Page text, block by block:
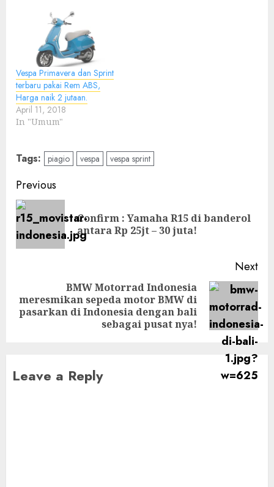
Vespa Primavera dan Sprint
terbaru pakai Rem ABS,
Harga naik 2 jutaan.
April 11, 2018
In "Umum"
Tags: piagio vespa vespa sprint
Post
navigation
Previous
Confirm : Yamaha R15 di banderol
antara Rp 25jt – 30 juta!
Next
Next
post:
BMW Motorrad Indonesia
meresmikan sepeda motor BMW di
pasarkan di Indonesia dengan bali
sebagai pusat nya!
Leave a Reply